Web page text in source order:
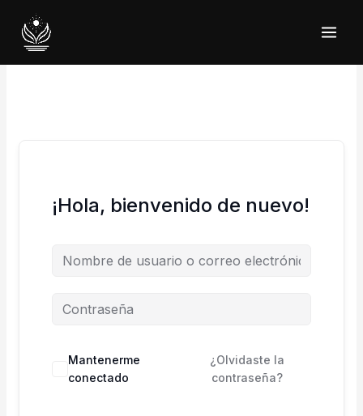
contenido
¡Hola, bienvenido de nuevo!
Mantenerme
conectado
¿Olvidaste la
contraseña?